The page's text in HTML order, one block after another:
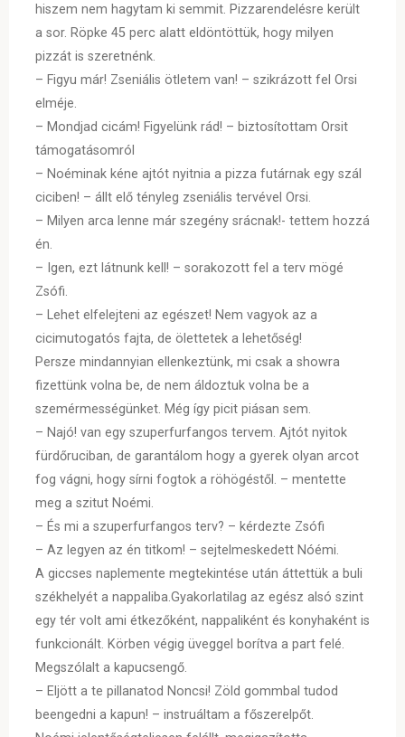
hiszem nem hagytam ki semmit. Pizzarendelésre került
a sor. Röpke 45 perc alatt eldöntöttük, hogy milyen
pizzát is szeretnénk.
– Figyu már! Zseniális ötletem van! – szikrázott fel Orsi
elméje.
– Mondjad cicám! Figyelünk rád! – biztosítottam Orsit
támogatásomról
– Noéminak kéne ajtót nyitnia a pizza futárnak egy szál
ciciben! – állt elő tényleg zseniális tervével Orsi.
– Milyen arca lenne már szegény srácnak!- tettem hozzá
én.
– Igen, ezt látnunk kell! – sorakozott fel a terv mögé
Zsófi.
– Lehet elfelejteni az egészet! Nem vagyok az a
cicimutogatós fajta, de ölettetek a lehetőség!
Persze mindannyian ellenkeztünk, mi csak a showra
fizettünk volna be, de nem áldoztuk volna be a
szemérmességünket. Még így picit piásan sem.
– Najó! van egy szuperfurfangos tervem. Ajtót nyitok
fürdőruciban, de garantálom hogy a gyerek olyan arcot
fog vágni, hogy sírni fogtok a röhögéstől. – mentette
meg a szitut Noémi.
– És mi a szuperfurfangos terv? – kérdezte Zsófi
– Az legyen az én titkom! – sejtelmeskedett Nóémi.
A giccses naplemente megtekintése után áttettük a buli
székhelyét a nappaliba.Gyakorlatilag az egész alsó szint
egy tér volt ami étkezőként, nappaliként és konyhaként is
funkcionált. Körben végig üveggel borítva a part felé.
Megszólalt a kapucsengő.
– Eljött a te pillanatod Noncsi! Zöld gommbal tudod
beengedni a kapun! – instruáltam a főszerelpőt.